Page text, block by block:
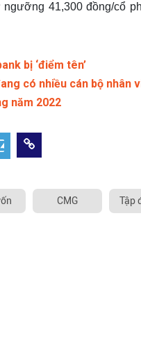
41,300 đồng/cổ
bị ‘điểm tên’
có nhiều cán bộ nhân
năm 2022
CMG Tập